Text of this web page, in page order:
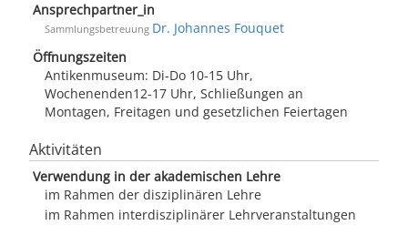
Ansprechpartner_in
Sammlungsbetreuung Dr. Johannes Fouquet
Öffnungszeiten
Antikenmuseum: Di-Do 10-15 Uhr,
Wochenenden12-17 Uhr, Schließungen an
Montagen, Freitagen und gesetzlichen Feiertagen
Aktivitäten
Verwendung in der akademischen Lehre
im Rahmen der disziplinären Lehre
im Rahmen interdisziplinärer Lehrveranstaltungen